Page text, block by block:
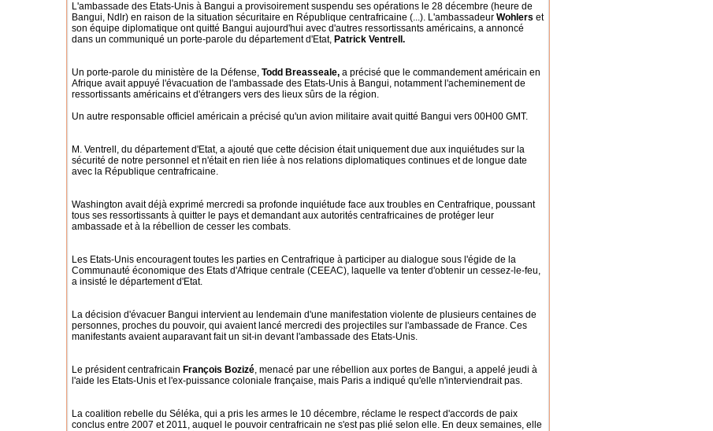
L'ambassade des Etats-Unis à Bangui a provisoirement suspendu ses opérations le 28 décembre (heure de
Bangui, Ndlr) en raison de la situation sécuritaire en République centrafricaine (...). L'ambassadeur Wohlers et
son équipe diplomatique ont quitté Bangui aujourd'hui avec d'autres ressortissants américains, a annoncé
dans un communiqué un porte-parole du département d'Etat, Patrick Ventrell.
Un porte-parole du ministère de la Défense, Todd Breasseale, a précisé que le commandement américain en
Afrique avait appuyé l'évacuation de l'ambassade des Etats-Unis à Bangui, notamment l'acheminement de
ressortissants américains et d'étrangers vers des lieux sûrs de la région.
Un autre responsable officiel américain a précisé qu'un avion militaire avait quitté Bangui vers 00H00 GMT.
M. Ventrell, du département d'Etat, a ajouté que cette décision était uniquement due aux inquiétudes sur la
sécurité de notre personnel et n'était en rien liée à nos relations diplomatiques continues et de longue date
avec la République centrafricaine.
Washington avait déjà exprimé mercredi sa profonde inquiétude face aux troubles en Centrafrique, poussant
tous ses ressortissants à quitter le pays et demandant aux autorités centrafricaines de protéger leur
ambassade et à la rébellion de cesser les combats.
Les Etats-Unis encouragent toutes les parties en Centrafrique à participer au dialogue sous l'égide de la
Communauté économique des Etats d'Afrique centrale (CEEAC), laquelle va tenter d'obtenir un cessez-le-feu,
a insisté le département d'Etat.
La décision d'évacuer Bangui intervient au lendemain d'une manifestation violente de plusieurs centaines de
personnes, proches du pouvoir, qui avaient lancé mercredi des projectiles sur l'ambassade de France. Ces
manifestants avaient auparavant fait un sit-in devant l'ambassade des Etats-Unis.
Le président centrafricain François Bozizé, menacé par une rébellion aux portes de Bangui, a appelé jeudi à
l'aide les Etats-Unis et l'ex-puissance coloniale française, mais Paris a indiqué qu'elle n'interviendrait pas.
La coalition rebelle du Séléka, qui a pris les armes le 10 décembre, réclame le respect d'accords de paix
conclus entre 2007 et 2011, auquel le pouvoir centrafricain ne s'est pas plié selon elle. En deux semaines, elle